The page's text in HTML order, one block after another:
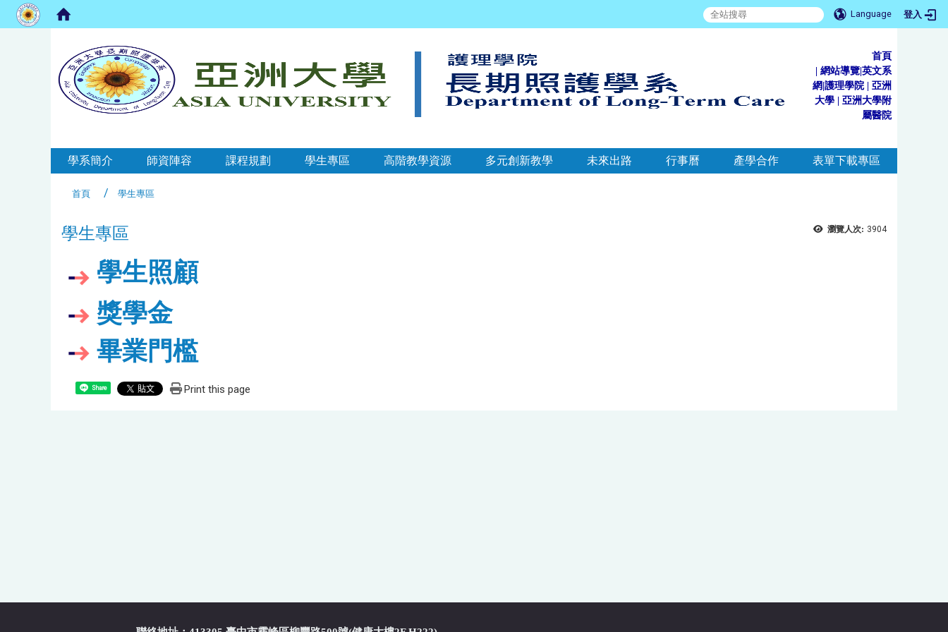
Language 登入
首頁
| 網站導覽|英文系
網|護理學院| 亞洲
大學 | 亞洲大學附
屬醫院
學系簡介 師資陣容 課程規劃 學生專區 高階教學資源 多元創新教學 未來出路 行事曆 產學合作 表單下載專區
首頁 學生專區
瀏覽人次: 3904
學生專區
學生照顧
獎學金
畢業門檻
Share Print this page